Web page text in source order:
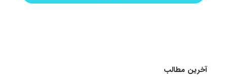
آخرین مطالب